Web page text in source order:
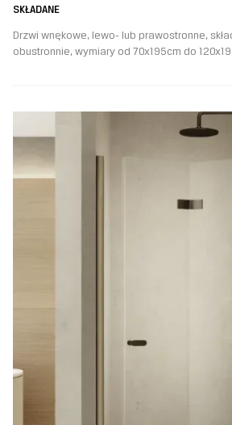
SKŁADANE
Drzwi wnękowe, lewo- lub prawostronne,
obustronnie, wymiary od 70x195cm do